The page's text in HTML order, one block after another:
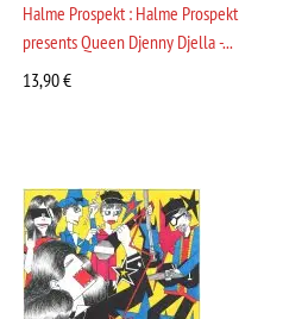
Halme Prospekt : Halme Prospekt
presents Queen Djenny Djella -...
13,90€